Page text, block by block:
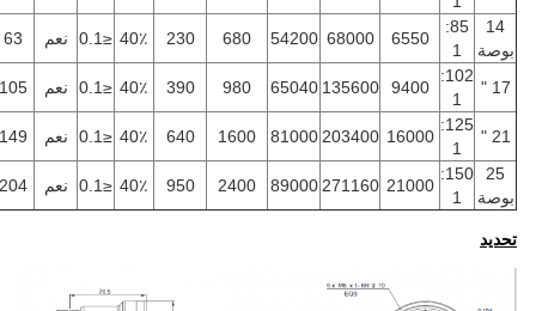
14
بوصة
85:
6550
68000
54200
680
230 40٪ ≤0.1 نعم 63
17 "
102:
9400
135600
65040
980
390 40٪ ≤0.1 نعم 105
21 "
125:
16000
203400
81000
1600
640 40٪ ≤0.1 نعم
149
25
بوصة
150:
21000
271160
89000
2400
950 40٪ ≤0.1 نعم 204
تحديد